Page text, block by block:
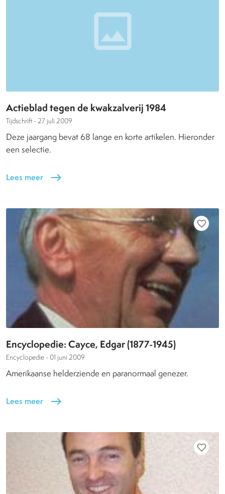
Actieblad tegen de kwakzalverij 1984
Tijdschrift - 27 juli 2009
Deze jaargang bevat 68 lange en korte artikelen. Hieronder
een selectie.
Lees meer east
favorite_border
Encyclopedie: Cayce, Edgar (1877-1945)
Encyclopedie - 01 juni 2009
Amerikaanse helderziende en paranormaal genezer.
Lees meer east
favorite_border